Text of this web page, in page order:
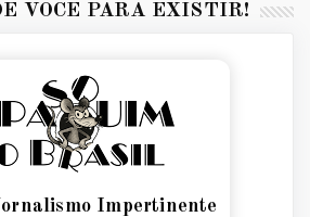
VOCÊ PARA EXISTIR!
Impertinente